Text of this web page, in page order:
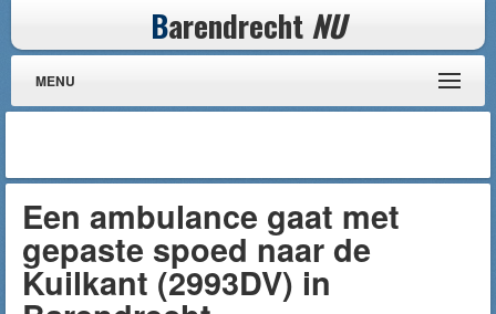
Barendrecht NU
MENU
Een ambulance gaat met
gepaste spoed naar de
Kuilkant (2993DV) in